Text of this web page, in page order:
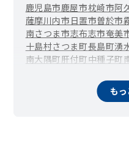
鹿児島市鹿屋市枕崎市阿
薩摩川内市 日置市曽於市
南さつま市志布志市奄美
十島村さつま町長島町湧
南大隅町肝付町中種子町
も